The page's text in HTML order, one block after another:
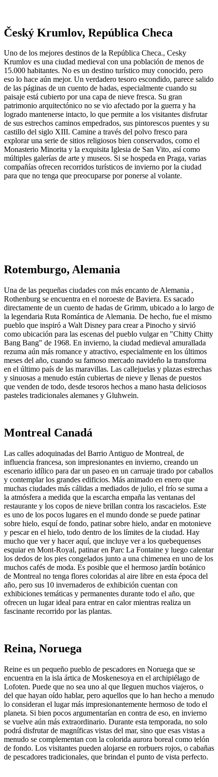
Český Krumlov, República Checa
Uno de los mejores destinos de la República Checa., Cesky
Krumlov es una ciudad medieval con una población de menos de
15.000 habitantes. No es un destino turístico muy conocido, pero
eso lo hace aún mejor. Un verdadero tesoro escondido, parece salido
de las páginas de un cuento de hadas, especialmente cuando su
paisaje está cubierto por una capa de nieve fresca. Su gran
patrimonio arquitectónico no se vio afectado por la guerra y ha
logrado mantenerse intacto, lo que permite a los visitantes disfrutar
de sus estrechos caminos empedrados, sus pintorescos puentes y su
castillo del siglo XIII. Camine a través del polvo fresco para
explorar una serie de sitios religiosos bien conservados, como el
Monasterio Minorita y la exquisita Iglesia de San Vito, así como
múltiples galerías de arte y museos. Si se hospeda en Praga, varias
compañías ofrecen recorridos turísticos de invierno por la ciudad
para que no tenga que preocuparse por ponerse al volante.
Rotemburgo, Alemania
Una de las pequeñas ciudades con más encanto de Alemania ,
Rothenburg se encuentra en el noroeste de Baviera. Es sacado
directamente de un cuento de hadas de Grimm, ubicado a lo largo de
la legendaria Ruta Romántica de Alemania. De hecho, fue el mismo
pueblo que inspiró a Walt Disney para crear a Pinocho y sirvió
como ubicación para las escenas del pueblo vulgar en "Chitty Chitty
Bang Bang" de 1968. En invierno, la ciudad medieval amurallada
rezuma aún más romance y atractivo, especialmente en los últimos
meses del año, cuando su famoso mercado navideño la transforma
en el último país de las maravillas. Las callejuelas y plazas estrechas
y sinuosas a menudo están cubiertas de nieve y llenas de puestos
que venden de todo, desde tesoros hechos a mano hasta deliciosos
pasteles tradicionales alemanes y Gluhwein.
Montreal Canadá
Las calles adoquinadas del Barrio Antiguo de Montreal, de
influencia francesa, son impresionantes en invierno, creando un
escenario idílico para dar un paseo en un carruaje tirado por caballos
y contemplar los grandes edificios. Más animado en enero que
muchas ciudades más cálidas a mediados de julio, el frío se suma a
la atmósfera a medida que la escarcha empaña las ventanas del
restaurante y los copos de nieve brillan contra los rascacielos. Este
es uno de los pocos lugares en el mundo donde se puede patinar
sobre hielo, esquí de fondo, patinar sobre hielo, andar en motonieve
y pescar en el hielo, todo dentro de los límites de la ciudad. Hay
mucho que ver y hacer aquí, que incluye ver a los quebequenses
esquiar en Mont-Royal, patinar en Parc La Fontaine y luego calentar
los dedos de los pies congelados junto a una chimenea en uno de los
muchos cafés de moda. Es posible que el hermoso jardín botánico
de Montreal no tenga flores coloridas al aire libre en esta época del
año, pero sus 10 invernaderos de exhibición cuentan con
exhibiciones temáticas y permanentes durante todo el año, que
ofrecen un lugar ideal para entrar en calor mientras realiza un
fascinante recorrido por las plantas.
Reina, Noruega
Reine es un pequeño pueblo de pescadores en Noruega que se
encuentra en la isla ártica de Moskenesoya en el archipiélago de
Lofoten. Puede que no sea uno al que lleguen muchos viajeros, o
del que hayan oído hablar, pero aquellos que lo han hecho a menudo
lo consideran el lugar más impresionantemente hermoso de todo el
planeta. Si bien pocos argumentarían en contra de eso, en invierno
se vuelve aún más extraordinario. Durante esta temporada, no solo
podrá disfrutar de magníficas vistas del mar, sino que esas vistas a
menudo se complementan con la colorida aurora boreal como telón
de fondo. Los visitantes pueden alojarse en rorbuers rojos, o cabañas
de pescadores tradicionales, que brindan el punto de vista perfecto.